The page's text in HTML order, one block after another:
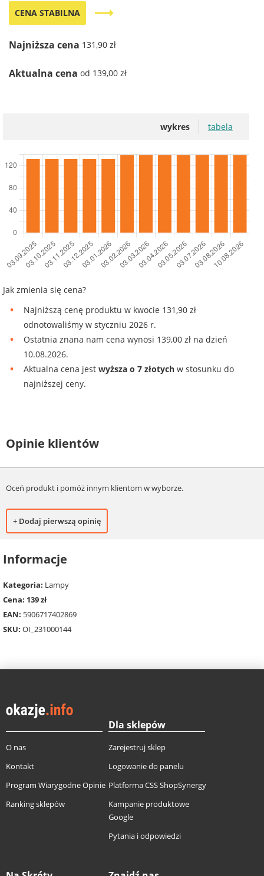
CENA STABILNA trending_flat
Najniższa cena 131,90 zł
Aktualna cena od 139,00 zł
wykres tabela
Jak zmienia się cena?
Najniższą cenę produktu w kwocie 131,90 zł
odnotowaliśmy w styczniu 2026 r.
Ostatnia znana nam cena wynosi 139,00 zł na dzień
10.08.2026.
Aktualna cena jest wyższa o 7 złotych w stosunku do
najniższej ceny.
Opinie klientów
Oceń produkt i pomóż innym klientom w wyborze.
+ Dodaj pierwszą opinię
Informacje
Kategoria: Lampy
Cena: 139 zł
EAN: 5906717402869
SKU: OI_231000144
O nas
Kontakt
Program Wiarygodne Opinie
Ranking sklepów
Dla sklepów
Zarejestruj sklep
Logowanie do panelu
Platforma CSS ShopSynergy
Kampanie produktowe
Google
Pytania i odpowiedzi